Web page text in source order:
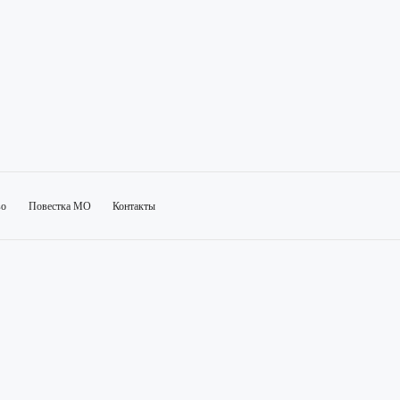
Повестка МО Контакты